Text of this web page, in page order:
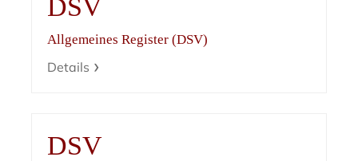
DSV
Allgemeines Register (DSV)
Details
DSV